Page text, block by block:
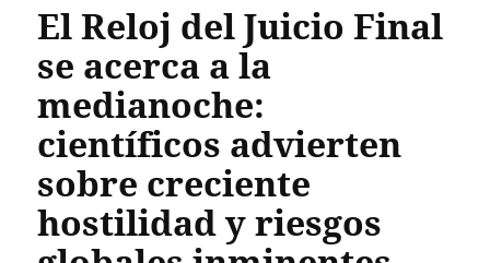
El Reloj del Juicio Final
se acerca a la
medianoche:
científicos advierten
sobre creciente
hostilidad y riesgos